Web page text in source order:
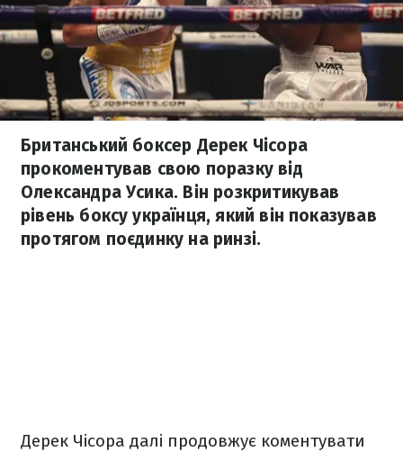
Британський боксер Дерек Чісора
прокоментував свою поразку від
Олександра Усика. Він розкритикував
рівень боксу українця, який він показував
протягом поєдинку на ринзі.
Дерек Чісора далі продовжує коментувати